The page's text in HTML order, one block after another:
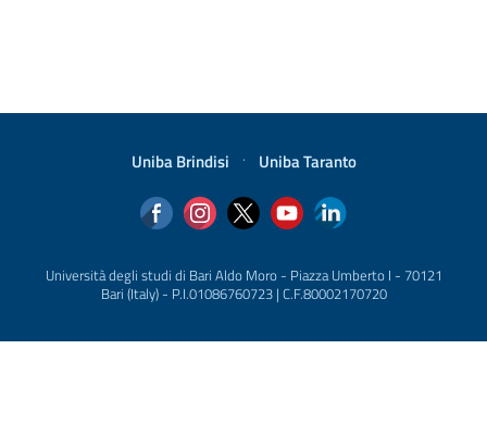
Uniba Brindisi · Uniba Taranto
Università degli studi di Bari Aldo Moro - Piazza Umberto I - 70121
Bari (Italy) - P.I.01086760723 | C.F.80002170720